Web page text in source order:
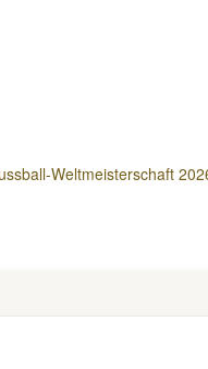
Weltmeisterschaft